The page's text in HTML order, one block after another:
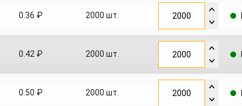
0.36 ₽ 2000 шт.
0.42 ₽ 2000 шт.
0.50 ₽ 2000 шт.